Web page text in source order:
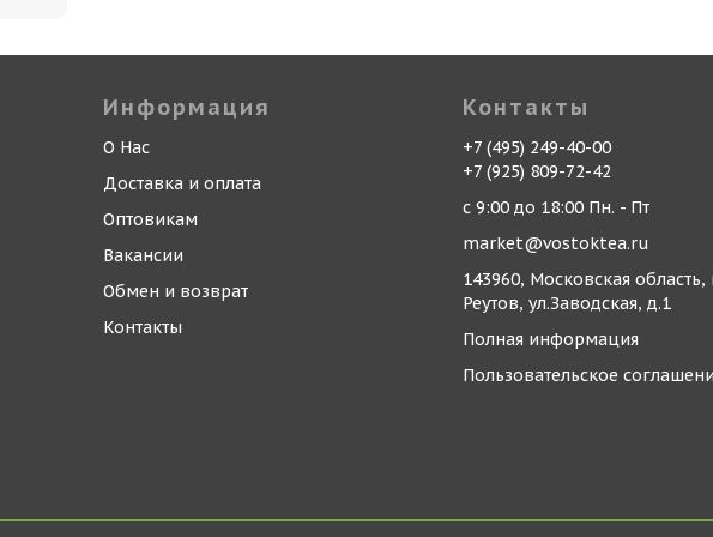
Информация
О Нас
Доставка и оплата
Оптовикам
Вакансии
Обмен и возврат
Контакты
Контакты
+7 (495) 249-40-00
+7 (925) 809-72-42
с 9:00 до 18:00 Пн. - Пт
market@vostoktea.ru
143960, Московская область,
Реутов, ул.Заводская, д.1
Полная информация
Пользовательское